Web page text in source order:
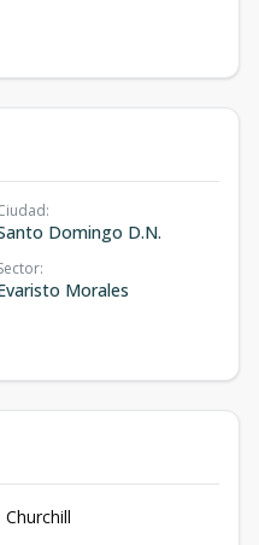
:
Domingo D.N.
:
Morales